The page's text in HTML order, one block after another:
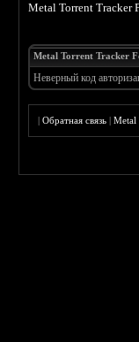
Metal Torrent Tracker
Metal Torrent Tracker
Неверный код
|Обратная связь |Metal